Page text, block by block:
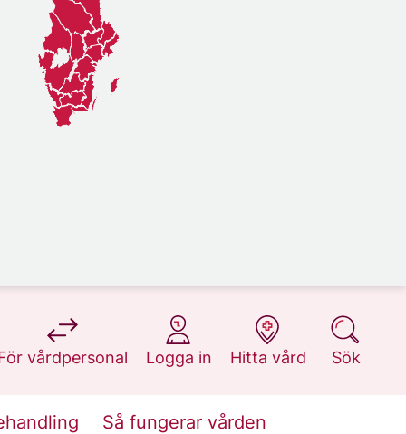
vårdpersonal
på 1177.se
Logga in
på 1177.se
Hitta vård
på 1177.se
Sök
på 1177.se
Så fungerar vården